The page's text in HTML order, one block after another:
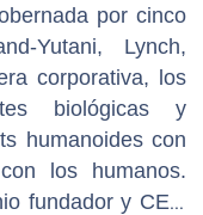
por cinco
Yutani, Lynch,
corporativa, los
biológicas y
humanoides con
los humanos.
fundador y CEO